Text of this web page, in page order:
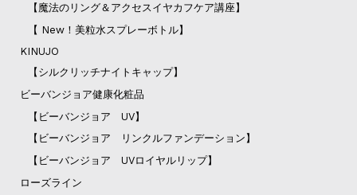
【魔法のリング＆アクセスイヤカフケア講座】
【 New！美粒水スプレーボトル】
KINUJO
【シルクリッチナイトキャップ】
ビーバンジョア健康化粧品
【ビーバンジョア UV】
【ビーバンジョア リンクルファンデーション】
【ビーバンジョア UVロイヤルリップ】
ローズライン